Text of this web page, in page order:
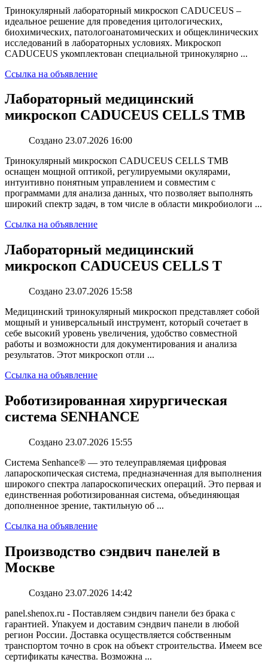
Тринокулярный лабораторный микроскоп CADUCEUS –
идеальное решение для проведения цитологических,
биохимических, патологоанатомических и общеклинических
исследований в лабораторных условиях. Микроскоп
CADUCEUS укомплектован специальной тринокулярно ...
Ссылка на объявление
Лабораторный медицинский
микроскоп CADUCEUS CELLS TMB
Создано 23.07.2026 16:00
Тринокулярный микроскоп CADUCEUS CELLS TMB
оснащен мощной оптикой, регулируемыми окулярами,
интуитивно понятным управлением и совместим с
программами для анализа данных, что позволяет выполнять
широкий спектр задач, в том числе в области микробиологи ...
Ссылка на объявление
Лабораторный медицинский
микроскоп CADUCEUS CELLS T
Создано 23.07.2026 15:58
Медицинский тринокулярный микроскоп представляет собой
мощный и универсальный инструмент, который сочетает в
себе высокий уровень увеличения, удобство совместной
работы и возможности для документирования и анализа
результатов. Этот микроскоп отли ...
Ссылка на объявление
Роботизированная хирургическая
система SENHANCE
Создано 23.07.2026 15:55
Система Senhance® — это телеуправляемая цифровая
лапароскопическая система, предназначенная для выполнения
широкого спектра лапароскопических операций. Это первая и
единственная роботизированная система, объединяющая
дополненное зрение, тактильную об ...
Ссылка на объявление
Производство сэндвич панелей в
Москве
Создано 23.07.2026 14:42
panel.shenox.ru - Поставляем сэндвич панели без брака с
гарантией. Упакуем и доставим сэндвич панели в любой
регион России. Доставка осуществляется собственным
транспортом точно в срок на объект строительства. Имеем все
сертификаты качества. Возможна ...